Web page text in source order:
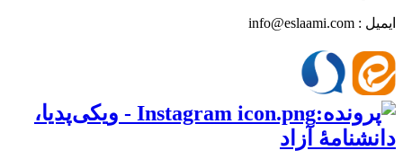
ایمیل : info@eslaami.com